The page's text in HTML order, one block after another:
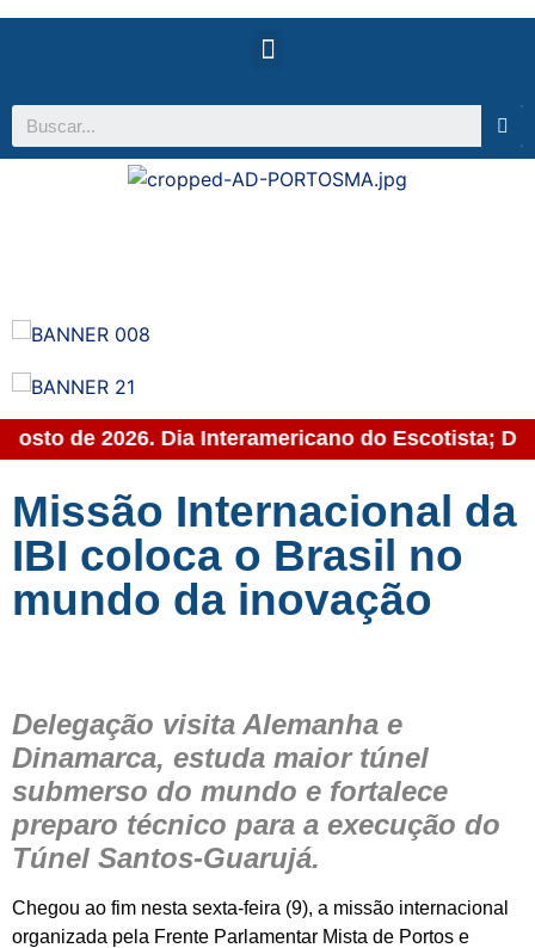
de 2026. Dia Interamericano do Escotista;
Missão Internacional da
IBI coloca o Brasil no
mundo da inovação
Delegação visita Alemanha e
Dinamarca, estuda maior túnel
submerso do mundo e fortalece
preparo técnico para a execução do
Túnel Santos-Guarujá.
Chegou ao fim nesta sexta-feira (9), a missão internacional
organizada pela Frente Parlamentar Mista de Portos e